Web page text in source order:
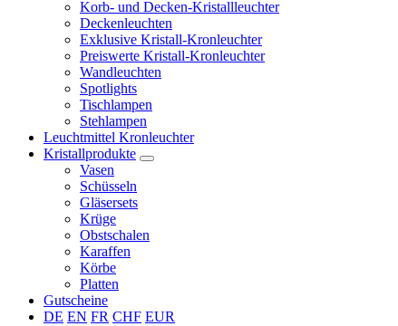
Korb- und Decken-Kristallleuchter
Deckenleuchten
Exklusive Kristall-Kronleuchter
Preiswerte Kristall-Kronleuchter
Wandleuchten
Spotlights
Tischlampen
Stehlampen
Leuchtmittel Kronleuchter
Kristallprodukte
Vasen
Schüsseln
Gläsersets
Krüge
Obstschalen
Karaffen
Körbe
Platten
Gutscheine
DE EN FR CHF EUR